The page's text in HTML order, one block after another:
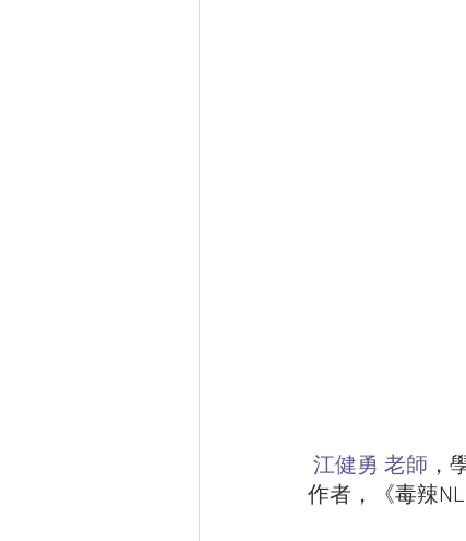
江健勇 老師 ，
作者，《毒辣